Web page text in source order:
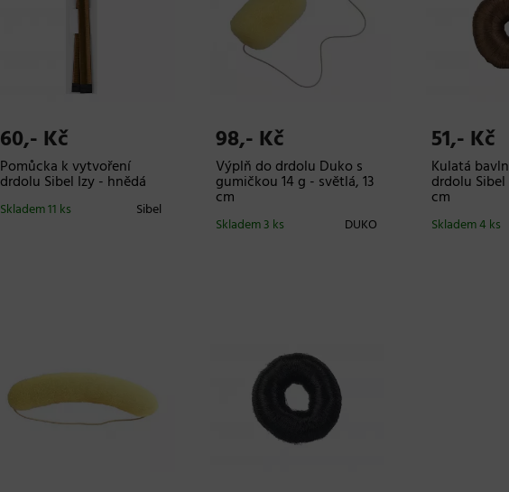
60,- Kč
Pomůcka k vytvoření
drdolu Sibel Izy - hnědá
Sibel
Skladem 11 ks
98,- Kč
Výplň do drdolu Duko s
gumičkou 14 g - světlá, 13
cm
DUKO
Skladem 3 ks
51,- Kč
Kulatá
drdolu
cm
Skladem 4 ks